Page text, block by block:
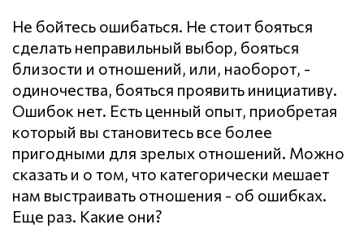
Не бойтесь ошибаться. Не стоит бояться
сделать неправильный выбор, бояться
близости и отношений, или, наоборот, -
одиночества, бояться проявить инициативу.
Ошибок нет. Есть ценный опыт, приобретая
который вы становитесь все более
пригодными для зрелых отношений. Можно
сказать и о том, что категорически мешает
нам выстраивать отношения - об ошибках.
Еще раз. Какие они?